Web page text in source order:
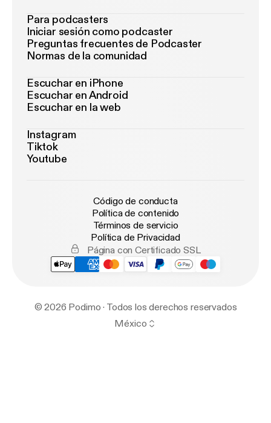
Para podcasters
Iniciar sesión como podcaster
Preguntas frecuentes de Podcaster
Normas de la comunidad
Escuchar en iPhone
Escuchar en Android
Escuchar en la web
Instagram
Tiktok
Youtube
Código de conducta
Política de contenido
Términos de servicio
Política de Privacidad
Página con Certificado SSL
© 2026 Podimo · Todos los derechos reservados
México